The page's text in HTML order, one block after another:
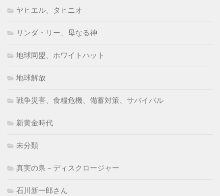
ヤヒエル、タヒニオ
リンダ・リー、母なる神
地球同盟、ホワイトハット
地球解放
戦争災害、食糧危機、備蓄対策、サバイバル
新黄金時代
未分類
真実の泉－ディスクロージャー
石川新一郎さん